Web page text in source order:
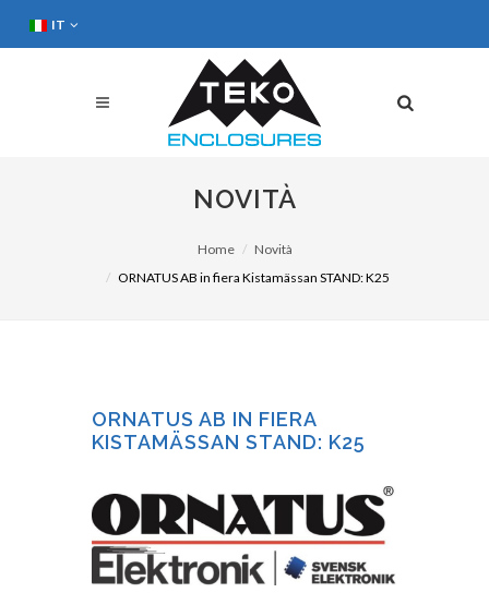
IT
NOVITÀ
Home
Novità
ORNATUS AB in fiera Kistamässan STAND: K25
ORNATUS AB IN FIERA
KISTAMÄSSAN STAND: K25